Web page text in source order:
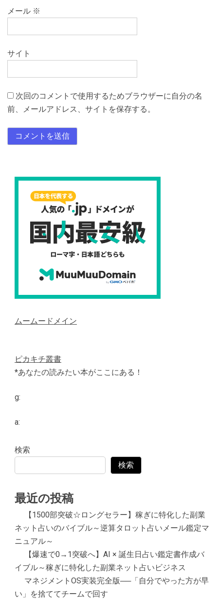
メール ※
サイト
次回のコメントで使用するためブラウザーに自分の名
前、メールアドレス、サイトを保存する。
ムームードメイン
ピカキチ叢書
*あなたの読みたい本がここにある！
g:
a:
検索
検索
最近の投稿
【1500部突破☆ロングセラー】稼ぎに特化した副業
ネット占いのバイブル～逆算タロット占いメール鑑定マ
ニュアル～
【爆速で0→1突破へ】AI × 誕生日占い鑑定書作成バ
イブル～稼ぎに特化した副業ネット占いビジネス
マネジメントOS実装完全版──「自分でやった方が早
い」を捨ててチームで回す